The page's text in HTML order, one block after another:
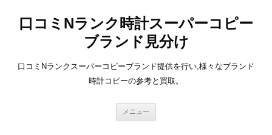
口コミNランク時計スーパーコピー
ブランド見分け
口コミNランクスーパーコピーブランド提供を行い,様々なブランド
時計コピーの参考と買取。
メニュー